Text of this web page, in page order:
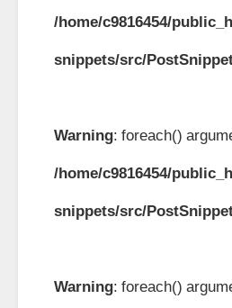
/home/c9816454/
snippets/src/
Warning: foreach()
/home/c9816454/
snippets/src/
Warning: foreach()